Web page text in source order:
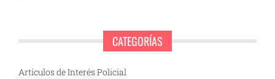
CATEGORÍAS
Artículos de Interés Policial